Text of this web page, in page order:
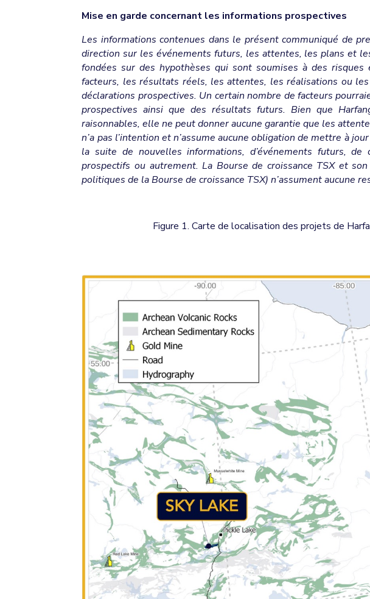
Mise en garde concernant les informations prospectives
Les informations contenues dans le présent communiqué de
direction sur les événements futurs, les attentes, les plans et
fondées sur des hypothèses qui sont soumises à des
facteurs, les résultats réels, les attentes, les réalisations ou
déclarations prospectives. Un certain nombre de facteurs
prospectives ainsi que des résultats futurs. Bien que
raisonnables, elle ne peut donner aucune garantie que les
n’a pas l’intention et n’assume aucune obligation de mettre à
la suite de nouvelles informations, d’événements futurs, de
prospectifs ou autrement. La Bourse de croissance TSX et
politiques de la Bourse de croissance TSX) n’assument aucune
Figure 1. Carte de localisation des projets de